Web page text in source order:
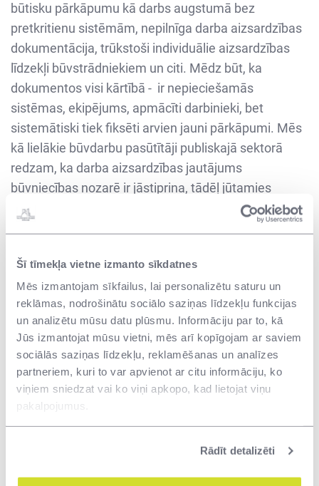
Šī tīmekļa vietne izmanto sīkdatnes
Mēs izmantojam sīkfailus, lai personalizētu saturu un
reklāmas, nodrošinātu sociālo saziņas līdzekļu funkcijas
un analizētu mūsu datu plūsmu. Informāciju par to, kā
Jūs izmantojat mūsu vietni, mēs arī kopīgojam ar saviem
sociālās saziņas līdzekļu, reklamēšanas un analīzes
partneriem, kuri to var apvienot ar citu informāciju, ko
viņiem sniedzat vai ko viņi apkopo, kad lietojat viņu
pakalpojumus.
Rādīt detalizēti
būtisku pārkāpumu kā darbs augstumā bez
pretkritienu sistēmām, nepilnīga darba aizsardzības
dokumentācija, trūkstoši individuālie aizsardzības
līdzekļi būvstrādniekiem un citi. Mēdz būt, ka
dokumentos visi kārtībā - ir nepieciešamās
sistēmas, ekipējums, apmācīti darbinieki, bet
sistemātiski tiek fiksēti arvien jauni pārkāpumi. Mēs
kā lielākie būvdarbu pasūtītāji publiskajā sektorā
redzam, ka darba aizsardzības jautājums
būvniecības nozarē ir jāstiprina, tādēļ jūtamies
līdzatbildīgi. Ciešā sadarbībā ar nevalstiskā sektora
uzlabošanai. Kopš 2020. gada sākuma apsekoti
vidēji 15 objekti mēnesī, sastādīti 92 pārbaudes akti,
5 gadījumos lemts par sodu piemērošanu.
VNĪ turpina pastiprināti uzraudzīt darba drošības
principu ievērošanu savā pārvaldībā esošajos
objektos, nepieļaujot atlaides darba drošības jomā.
VNĪ iekšējie darba aizsardzības speciālisti
Tāpat uzņēmums ir stiprinājis iekšējo kompetenci un
kapacitāti darba drošības uzraudzībā, veicis